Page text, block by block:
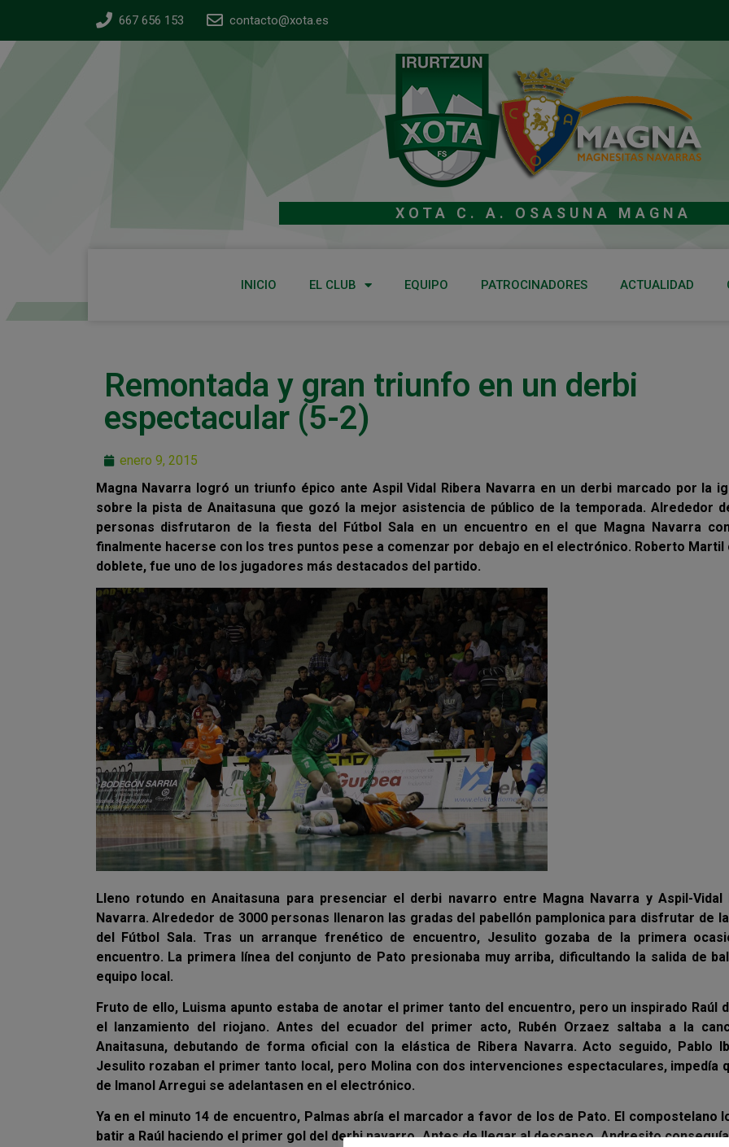
667 656 153 contacto@xota.es
XOTA C. A. OSASUNA MAGNA
INICIO EL CLUB EQUIPO PATROCINADORES ACTUALIDAD
Remontada y gran triunfo en un derbi
espectacular (5-2)
enero 9, 2015
Magna Navarra logró un triunfo épico ante Aspil Vidal Ribera Navarra en un derbi marcado por la
sobre la pista de Anaitasuna que gozó la mejor asistencia de público de la temporada. Alrededor
personas disfrutaron de la fiesta del Fútbol Sala en un encuentro en el que Magna Navarra
finalmente hacerse con los tres puntos pese a comenzar por debajo en el electrónico. Roberto Martil
doblete, fue uno de los jugadores más destacados del partido.
Lleno rotundo en Anaitasuna para presenciar el derbi navarro entre Magna Navarra y Aspil-Vidal
Navarra. Alrededor de 3000 personas llenaron las gradas del pabellón pamplonica para disfrutar de
del Fútbol Sala. Tras un arranque frenético de encuentro, Jesulito gozaba de la primera
encuentro. La primera línea del conjunto de Pato presionaba muy arriba, dificultando la salida de
equipo local.
Fruto de ello, Luisma apunto estaba de anotar el primer tanto del encuentro, pero un inspirado Raúl
el lanzamiento del riojano. Antes del ecuador del primer acto, Rubén Orzaez saltaba a la
Anaitasuna, debutando de forma oficial con la elástica de Ribera Navarra. Acto seguido, Pablo
Jesulito rozaban el primer tanto local, pero Molina con dos intervenciones espectaculares, impedía
de Imanol Arregui se adelantasen en el electrónico.
Ya en el minuto 14 de encuentro, Palmas abría el marcador a favor de los de Pato. El compostelano
batir a Raúl haciendo el primer gol del derbi navarro. Antes de llegar al descanso, Andresito